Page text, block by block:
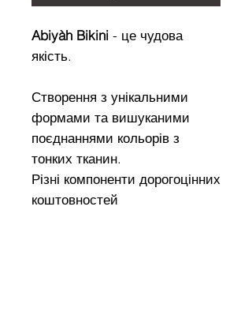
Abiyàh Bikini - це чудова
якість.
Створення з унікальними
формами та вишуканими
поєднаннями кольорів з
тонких тканин.
Різні компоненти дорогоцінних
коштовностей